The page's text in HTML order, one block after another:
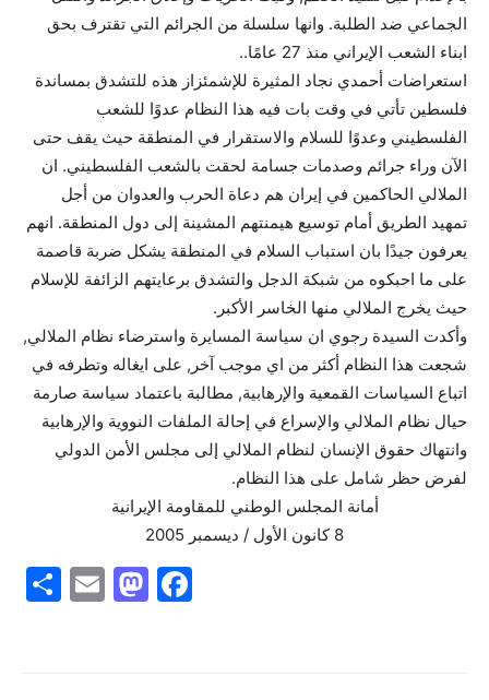
الجماعي ضد الطلبة. وانها سلسلة من الجرائم التي تقترف بحق
ابناء الشعب الإيراني منذ 27 عامًا..
استعراضات أحمدي نجاد المثيرة للإشمئزاز هذه للتشدق بمساندة
فلسطين تأتي في وقت بات فيه هذا النظام عدوًا للشعب
الفلسطيني وعدوًا للسلام والاستقرار في المنطقة حيث يقف حتى
الآن وراء جرائم وصدمات جسامة لحقت بالشعب الفلسطيني. ان
الملالي الحاكمين في إيران هم دعاة الحرب والعدوان من أجل
تمهيد الطريق أمام توسيع هيمنتهم المشينة إلى دول المنطقة. انهم
يعرفون جيدًا بان استباب السلام في المنطقة يشكل ضربة قاصمة
على ما احبكوه من شبكة الدجل والتشدق برعايتهم الزائفة للإسلام
حيث يخرج الملالي منها الخاسر الأكبر.
وأكدت السيدة رجوي ان سياسة المسايرة واسترضاء نظام الملالي,
شجعت هذا النظام أكثر من اي موجب آخر, على ايغاله وتطرفه في
اتباع السياسات القمعية والإرهابية, مطالبة باعتماد سياسة صارمة
حيال نظام الملالي والإسراع في إحالة الملفات النووية والإرهابية
وانتهاك حقوق الإنسان لنظام الملالي إلى مجلس الأمن الدولي
لفرض حظر شامل على هذا النظام.
أمانة المجلس الوطني للمقاومة الإيرانية
8 كانون الأول / ديسمبر 2005
F
M
E